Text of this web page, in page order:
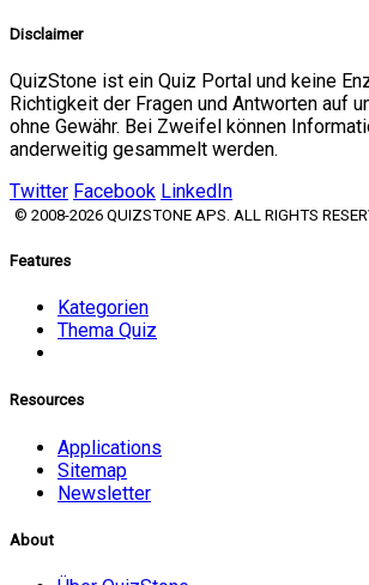
Disclaimer
QuizStone ist ein Quiz Portal und keine
Richtigkeit der Fragen und Antworten auf
ohne Gewähr. Bei Zweifel können
anderweitig gesammelt werden.
Twitter Facebook LinkedIn
© 2008-2026 QUIZSTONE APS. ALL RIGHTS
Features
Kategorien
Thema Quiz
Resources
Applications
Sitemap
Newsletter
About